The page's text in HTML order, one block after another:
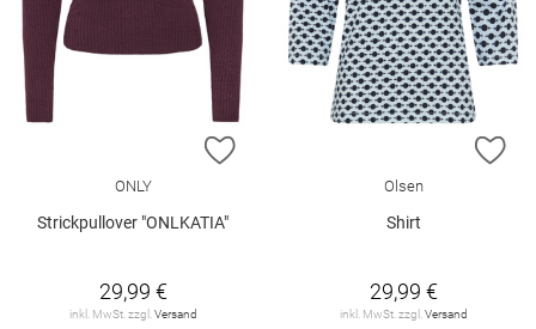
ZUR WUNSCHLISTE HINZUFÜGEN
ONLY
Strickpullover "ONLKATIA"
29,99 €
inkl. MwSt. zzgl. Versand
Olsen
Shirt
29,99 €
inkl. MwSt. zzgl. Versand